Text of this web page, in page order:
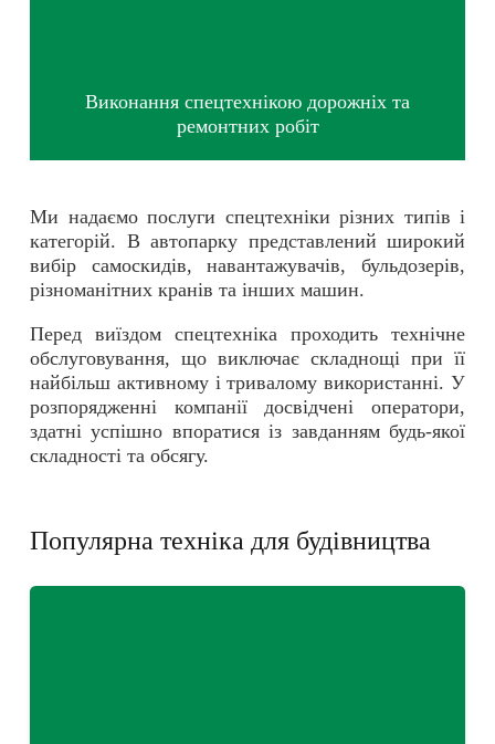
Виконання спецтехнікою дорожніх та
ремонтних робіт
Ми надаємо послуги спецтехніки різних типів і
категорій. В автопарку представлений широкий
вибір самоскидів, навантажувачів, бульдозерів,
різноманітних кранів та інших машин.
Перед виїздом спецтехніка проходить технічне
обслуговування, що виключає складнощі при її
найбільш активному і тривалому використанні. У
розпорядженні компанії досвідчені оператори,
здатні успішно впоратися із завданням будь-якої
складності та обсягу.
Популярна техніка для будівництва